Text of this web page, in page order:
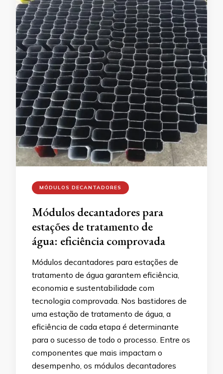
MÓDULOS DECANTADORES
Módulos decantadores para
estações de tratamento de
água: eficiência comprovada
Módulos decantadores para estações de
tratamento de água garantem eficiência,
economia e sustentabilidade com
tecnologia comprovada. Nos bastidores de
uma estação de tratamento de água, a
eficiência de cada etapa é determinante
para o sucesso de todo o processo. Entre os
componentes que mais impactam o
desempenho, os módulos decantadores